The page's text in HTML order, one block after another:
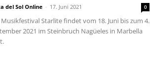
del Sol Online - 17. Juni 2021 0
Musikfestival Starlite findet vom 18. Juni bis zum 4.
2021 im Steinbruch Nagüeles in Marbella